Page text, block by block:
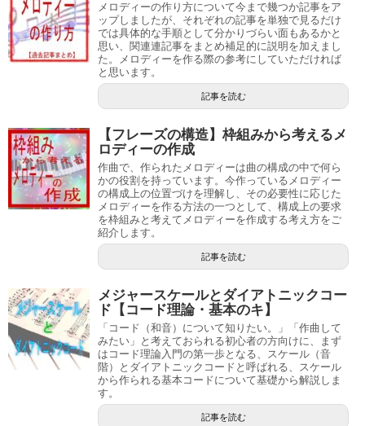
メロディーの作り方について今まで幾つか記事をア
ップしましたが、それぞれの記事を単独で見るだけ
では具体的な手順として分かりづらい面もあるかと
思い、関連連記事をまとめ補足的に説明を加えまし
た。メロディーを作る際の参考にしていただければ
と思います。
記事を読む
【フレーズの構造】枠組みから考えるメ
ロディーの作成
作曲で、作られたメロディーは曲の構成の中で何ら
かの役割を持っています。今作っているメロディー
の構成上の位置づけを理解し、その必要性に応じた
メロディーを作る方法の一つとして、構成上の要求
を枠組みと考えてメロディーを作成する考え方をご
紹介します。
記事を読む
メジャースケールとダイアトニックコー
ド【コード理論・基本のキ】
「コード（和音）について知りたい。」「作曲して
みたい」と考えておられる初心者の方向けに、まず
はコード理論入門の第一歩となる、スケール（音
階）とダイアトニックコードと呼ばれる、スケール
から作られる基本コードについて基礎から解説しま
す。
記事を読む